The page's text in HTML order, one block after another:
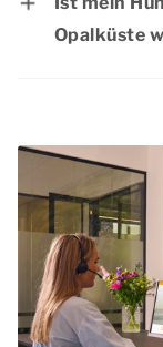
noch
Opalküste
Website
Haustiere
Haustier
den